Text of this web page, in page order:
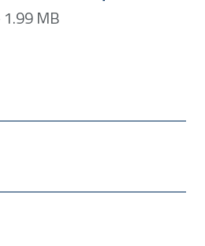
MB
- Sito esterno - Apertura in
- Apertura in nuova finestra
apre il programma di posta
pagina: scelta meno